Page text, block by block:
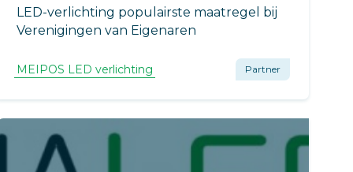
LED-verlichting populairste maatregel bij
Verenigingen van Eigenaren
MEIPOS LED verlichting Partner